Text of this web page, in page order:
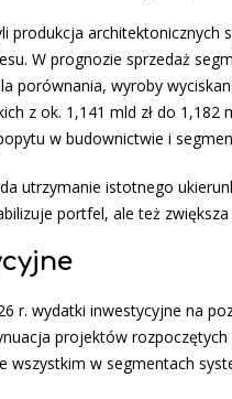
produkcja
W prognozie sprzedaż
porównania, wyroby
z ok. 1,141 mld zł do 1,182
w budownictwie i
utrzymanie istotnego
portfel, ale też
r. wydatki inwestycyjne na
projektów
wszystkim w segmentach